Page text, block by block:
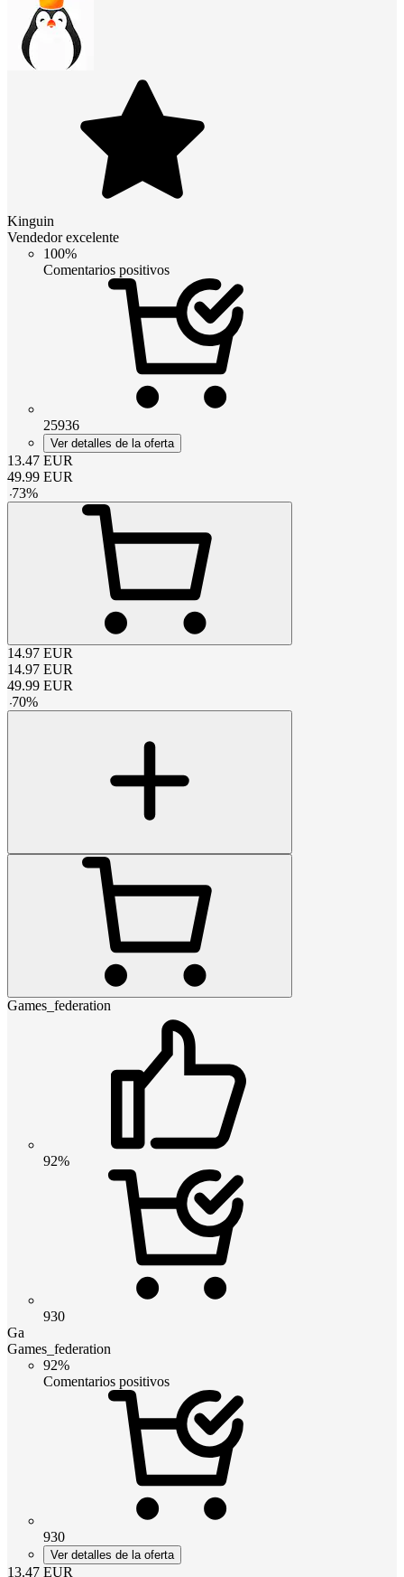
Kinguin
Vendedor excelente
100%
Comentarios positivos
25936
Ver detalles de la oferta
13.47 EUR
49.99 EUR
-73%
14.97 EUR
14.97 EUR
49.99 EUR
-70%
Games_federation
92%
930
Ga
Games_federation
92%
Comentarios positivos
930
Ver detalles de la oferta
13.47 EUR